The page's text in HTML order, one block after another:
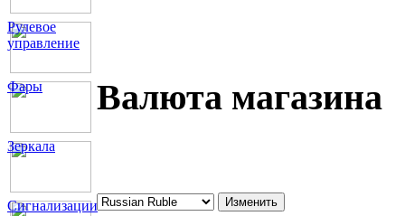
Рулевое
управление
Фары
Зеркала
Сигнализации
Валюта магазина